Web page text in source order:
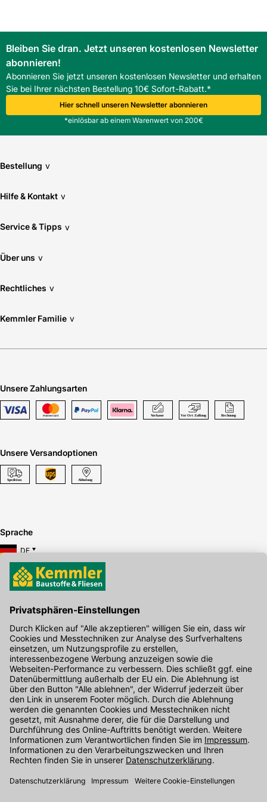
Ja, das Set ist im Lieferumfang enthalten und ermöglicht
eine luftdichte Anbindung.
Für welche Dacheindeckung ist der Eindeckrahmen
ausgelegt?
Er ist speziell für Biberschwanz Doppeldeckungen
konzipiert.
Wie schwer ist eine Einheit und welche Montagehinweise
und es ist auf Überdeckung, Entwässerung und luftdichten
Bleiben Sie dran. Jetzt unseren kostenlosen Newsletter
abonnieren!
Abonnieren Sie jetzt unseren kostenlosen Newsletter und erhalten
Sie bei Ihrer nächsten Bestellung 10€ Sofort-Rabatt.*
Hier schnell unseren Newsletter abonnieren
*einlösbar ab einem Warenwert von 200€
Bestellung v
Hilfe & Kontakt v
Service & Tipps v
Über uns v
Rechtliches v
Kemmler Familie v
Unsere Zahlungsarten
Unsere Versandoptionen
Sprache
DE
Hier gibt's die kostenlose App
Kontakt
Unser Onlineshop Team ist montags bis freitags von 08:00 - 17:00
Uhr unter der Telefonnummer07071 / 151-151für Sie erreichbar.
Alternativ können Sie unser Kontaktformular nutzen.
Den Kontakt direkt in unsere Niederlassungen finden Sie